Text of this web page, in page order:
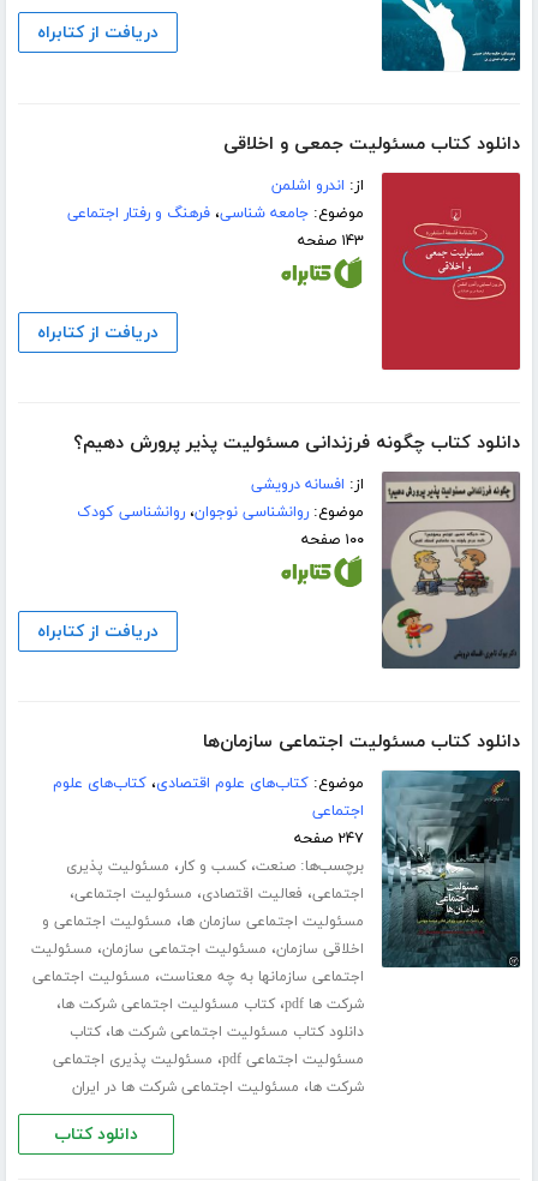
دریافت از کتابراه
دانلود کتاب مسئولیت جمعی و اخلاقی
از: اندرو اشلمن
موضوع:جامعه شناسی،فرهنگ و رفتار اجتماعی
۱۴۳ صفحه
دریافت از کتابراه
دانلود کتاب چگونه فرزندانی مسئولیت‌ پذیر پرورش دهیم؟
از: افسانه درویشی
موضوع:روانشناسی نوجوان،روانشناسی کودک
۱۰۰ صفحه
دریافت از کتابراه
دانلود کتاب مسئولیت اجتماعی سازمان‌ها
موضوع:کتاب‌های علوم اقتصادی،کتاب‌های علوم
اجتماعی
۲۴۷ صفحه
برچسب‌ها:صنعت،کسب و کار، مسئولیت پذیری
اجتماعی، فعالیت اقتصادی، مسئولیت اجتماعی،
مسئولیت اجتماعی سازمان ها، مسئولیت اجتماعی و
اخلاقی سازمان، مسئولیت اجتماعی سازمان، مسئولیت
اجتماعی سازمانها به چه معناست، مسئولیت اجتماعی
شرکت ها pdf
،کتاب مسئولیت اجتماعی شرکت ها،
دانلود کتاب مسئولیت اجتماعی شرکت ها،کتاب
مسئولیت اجتماعی pdf
، مسئولیت پذیری اجتماعی
شرکت ها، مسئولیت اجتماعی شرکت ها در ایران
دانلود کتاب